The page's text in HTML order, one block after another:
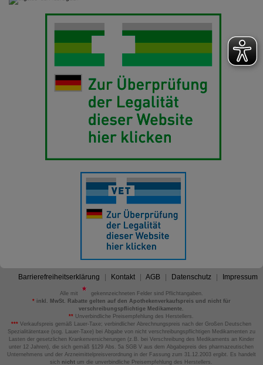
Barrierefreiheitserklärung Kontakt AGB Datenschutz Impressum
Alle mit
gekennzeichneten Felder sind Pflichtangaben.
*inkl. MwSt. Rabatte gelten auf den Apothekenverkaufspreis und nicht für
verschreibungspflichtige Medikamente.
** Unverbindliche Preisempfehlung des Herstellers.
*** Verkaufspreis gemäß Lauer-Taxe; verbindlicher Abrechnungspreis nach der Großen Deutschen
Spezialitätentaxe (sog. Lauer-Taxe) bei Abgabe von nicht verschreibungspflichtigen Medikamenten zu
Lasten der gesetzlichen Krankenversicherungen (z.B. bei Verschreibung des Medikaments an Kinder
unter 12 Jahren), die sich gemäß §129 Abs. 5a SGB V aus dem Abgabepreis des pharmazeutischen
Unternehmens und der Arzneimittelpreisverordnung in der Fassung zum 31.12.2003 ergibt. Es handelt
sich nicht um die unverbindliche Preisempfehlung des Herstellers.